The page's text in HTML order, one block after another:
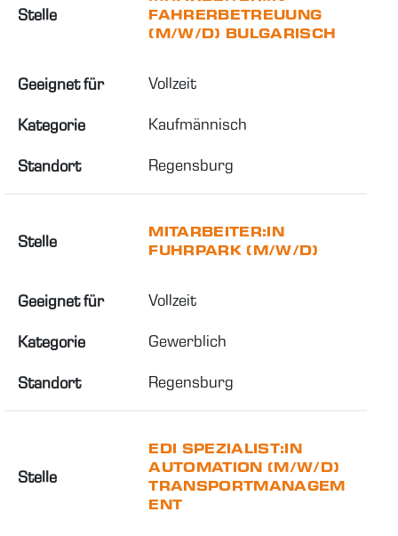
Stelle
FAHRERBETREUUNG
(M/W/D) BULGARISCH
Geeignet für Vollzeit
Kategorie Kaufmännisch
Standort Regensburg
Stelle
MITARBEITER:IN
FUHRPARK (M/W/D)
Geeignet für Vollzeit
Kategorie Gewerblich
Standort Regensburg
Stelle
EDI SPEZIALIST:IN
AUTOMATION (M/W/D)
TRANSPORTMANAGEM
ENT